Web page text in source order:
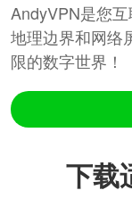
AndyVPN是您
地理边界和网络
限的数字世界！
下载